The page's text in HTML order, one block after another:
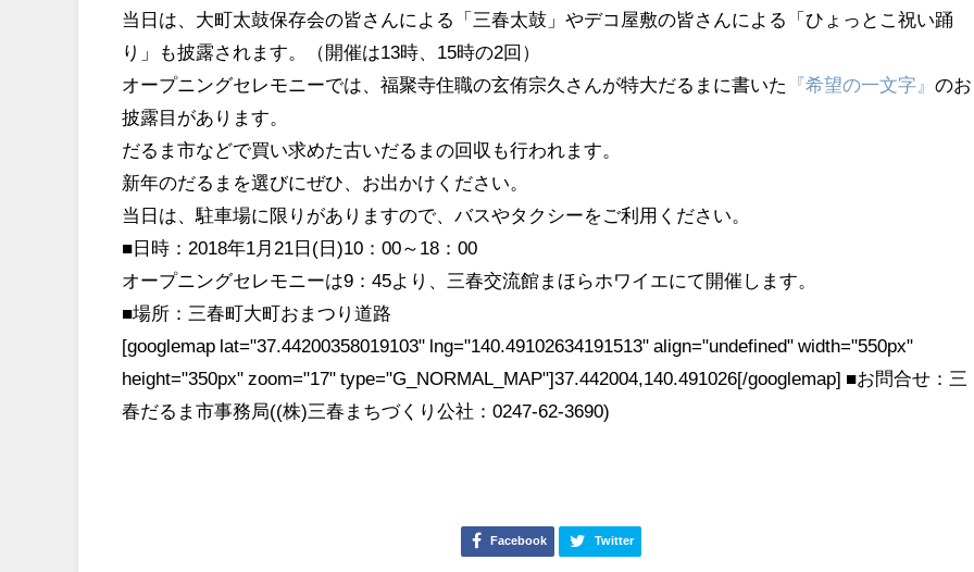
当日は、大町太鼓保存会の皆さんによる「三春太鼓」やデコ屋敷の皆さんによる「ひょっとこ祝い踊
り」も披露されます。（開催は13時、15時の2回）
オープニングセレモニーでは、福聚寺住職の玄侑宗久さんが特大だるまに書いた
『希望の一文字』 のお
披露目があります。
だるま市などで買い求めた古いだるまの回収も行われます。
新年のだるまを選びにぜひ、お出かけください。
当日は、駐車場に限りがありますので、バスやタクシーをご利用ください。
■日時：2018年1月21日(日)10：00～18：00
オープニングセレモニーは9：45より、三春交流館まほらホワイエにて開催します。
■場所：三春町大町おまつり道路
[googlemap lat="37.44200358019103" lng="140.49102634191513" align="undefined" width="550px"
height="350px" zoom="17" type="G_NORMAL_MAP"]37.442004,140.491026[/googlemap] ■お問合せ：三
春だるま市事務局((株)三春まちづくり公社：0247-62-3690)
Facebook Twitter